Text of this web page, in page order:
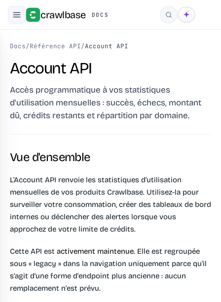
crawlbase DOCS Rechercher
Docs/Référence API/Account API
Account API
Accès programmatique à vos statistiques
d'utilisation mensuelles : succès, échecs, montant
dû, crédits restants et répartition par domaine.
Vue d'ensemble
L'Account API renvoie les statistiques d'utilisation
mensuelles de vos produits Crawlbase. Utilisez-la pour
surveiller votre consommation, créer des tableaux de bord
internes ou déclencher des alertes lorsque vous
approchez de votre limite de crédits.
Cette API est activement maintenue. Elle est regroupée
sous « legacy » dans la navigation uniquement parce qu'il
s'agit d'une forme d'endpoint plus ancienne : aucun
remplacement n'est prévu.